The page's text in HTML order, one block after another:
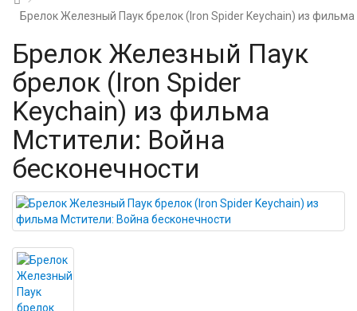
Брелок Железный Паук брелок (Iron Spider Keychain) из
Брелок Железный Паук
брелок (Iron Spider
Keychain) из фильма
Мстители: Война
бесконечности